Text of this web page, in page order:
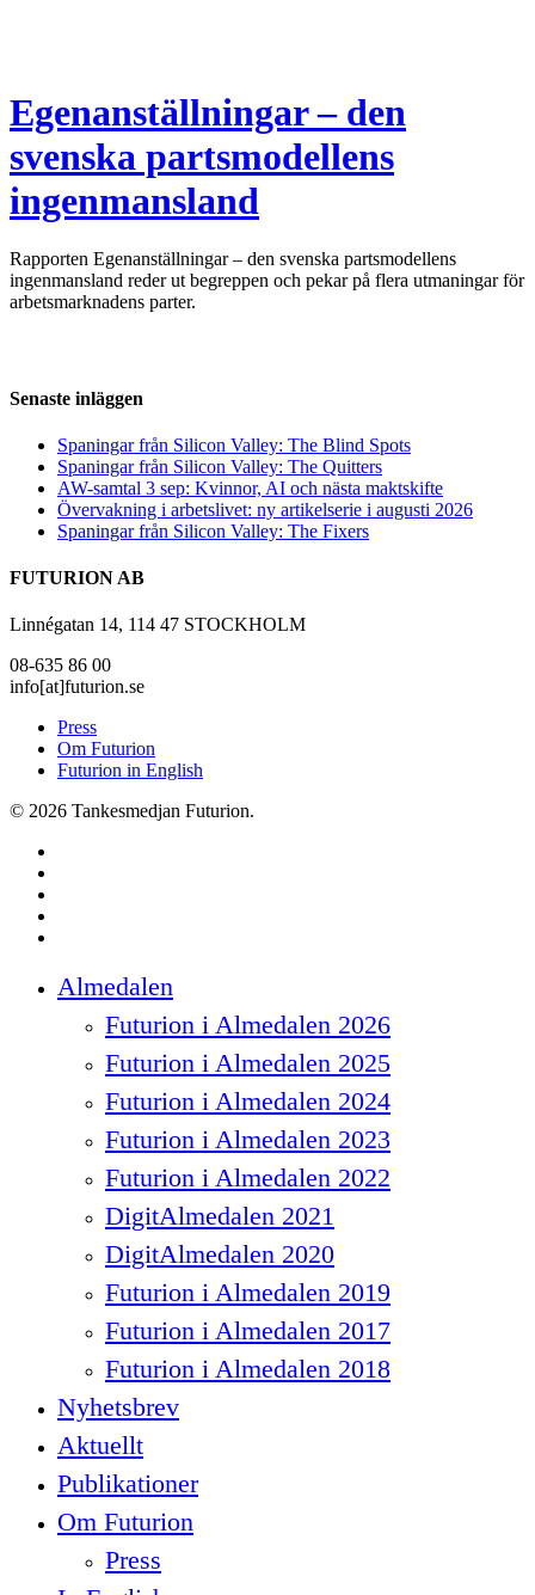
Egenanställningar – den
svenska partsmodellens
ingenmansland
Rapporten Egenanställningar – den svenska partsmodellens
ingenmansland reder ut begreppen och pekar på flera utmaningar för
arbetsmarknadens parter.
Senaste inläggen
Spaningar från Silicon Valley: The Blind Spots
Spaningar från Silicon Valley: The Quitters
AW-samtal 3 sep: Kvinnor, AI och nästa maktskifte
Övervakning i arbetslivet: ny artikelserie i augusti 2026
Spaningar från Silicon Valley: The Fixers
FUTURION AB
Linnégatan 14, 114 47 STOCKHOLM
08-635 86 00
info[at]futurion.se
Press
Om Futurion
Futurion in English
© 2026 Tankesmedjan Futurion.
Menu
Almedalen
Futurion i Almedalen 2026
Futurion i Almedalen 2025
Futurion i Almedalen 2024
Futurion i Almedalen 2023
Futurion i Almedalen 2022
DigitAlmedalen 2021
DigitAlmedalen 2020
Futurion i Almedalen 2019
Futurion i Almedalen 2017
Futurion i Almedalen 2018
Nyhetsbrev
Aktuellt
Publikationer
Om Futurion
Press